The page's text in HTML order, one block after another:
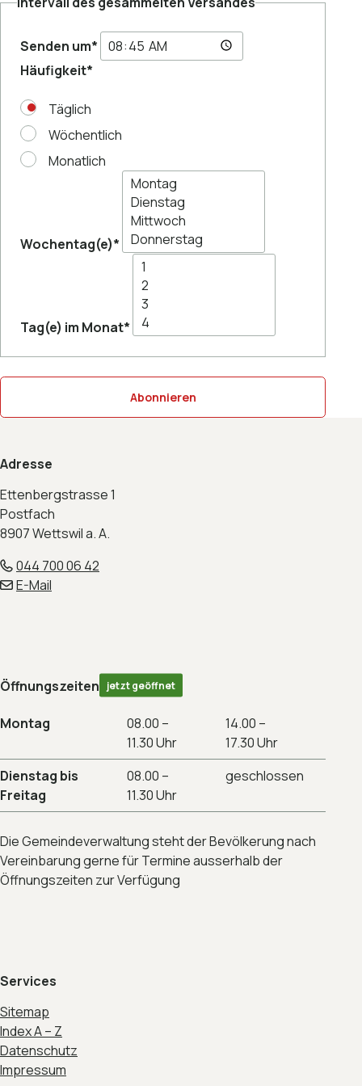
Senden um*
Häufigkeit*
Täglich
Wöchentlich
Monatlich
Wochentag(e)*
Tag(e) im Monat*
Abonnieren
Adresse
Ettenbergstrasse 1
Postfach
8907 Wettswil a. A.
044 700 06 42
E-Mail
Öffnungszeiten jetzt geöffnet
Montag
08.00 –
11.30 Uhr
14.00 –
17.30 Uhr
Dienstag bis
Freitag
08.00 –
11.30 Uhr
geschlossen
Die Gemeindeverwaltung steht der Bevölkerung nach
Vereinbarung gerne für Termine ausserhalb der
Öffnungszeiten zur Verfügung
Services
Sitemap
Index A – Z
Datenschutz
Impressum